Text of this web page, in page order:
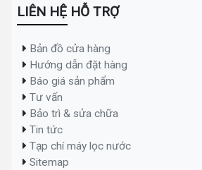
LIÊN HỆ HỖ TRỢ
Bản đồ cửa hàng
Hướng dẫn đặt hàng
Báo giá sản phẩm
Tư vấn
Bảo trì & sửa chữa
Tin tức
Tạp chí máy lọc nước
Sitemap